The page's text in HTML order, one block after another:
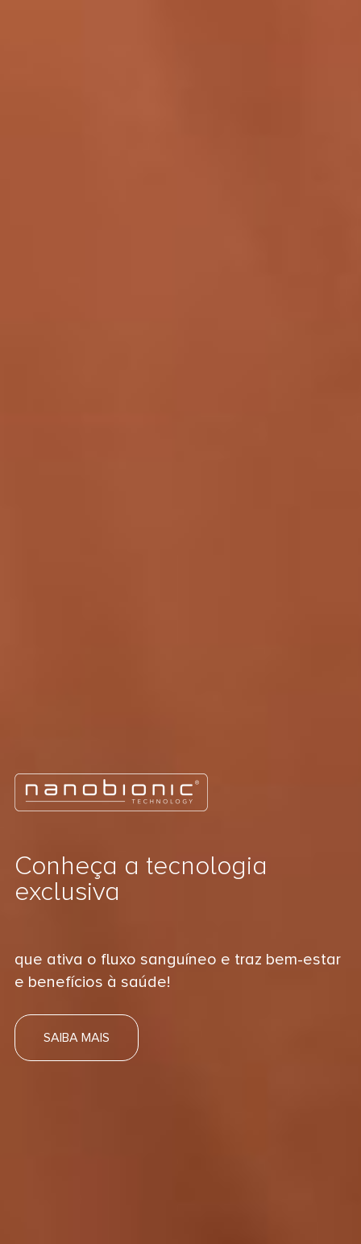
Conheça a tecnologia
exclusiva
que ativa o fluxo sanguíneo e traz bem-estar
e benefícios à saúde!
SAIBA MAIS